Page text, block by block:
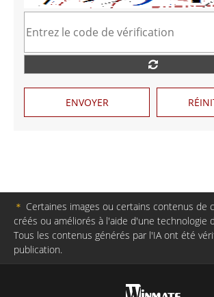
ENVOYER
＊ Certaines images ou certains contenus de
créés ou améliorés à l'aide d'une technologie
Tous les contenus générés par l'IA ont été
publication.